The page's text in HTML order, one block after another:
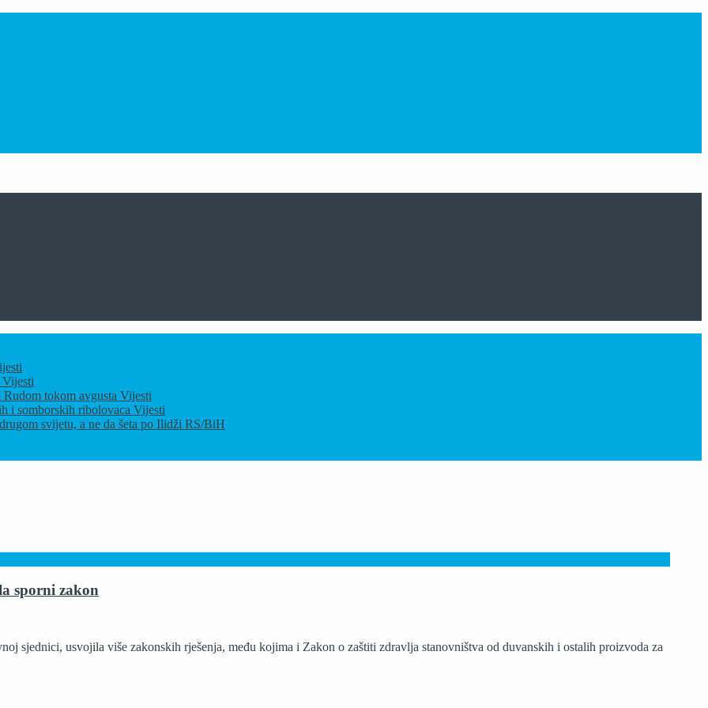
Vijesti
tokom avgusta Vijesti
i somborskih ribolovaca Vijesti
svijetu, a ne da šeta po Ilidži RS/BiH
sporni zakon
sjednici, usvojila više zakonskih rješenja, među kojima i Zakon o zaštiti zdravlja stanovništva od duvanskih i ostalih proizvoda za